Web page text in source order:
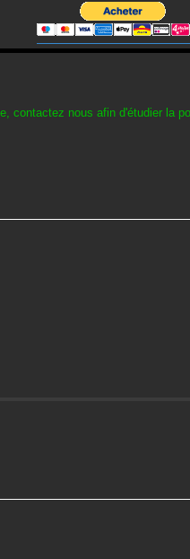
contactez nous afin d'étudier la